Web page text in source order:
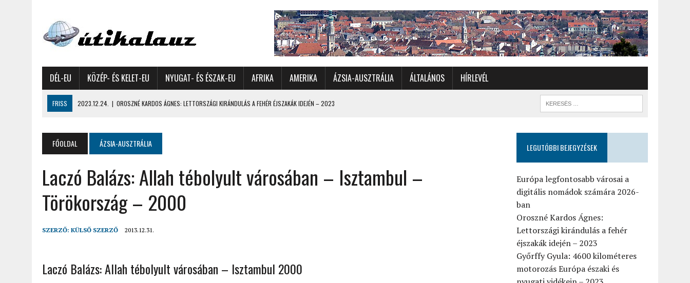
DÉL-EU KÖZÉP- ÉS KELET-EU NYUGAT- ÉS ÉSZAK-EU AFRIKA AMERIKA ÁZSIA-AUSZTRÁLIA ÁLTALÁNOS HÍRLEVÉL
FRISS 2023.12.24. | OROSZNÉ KARDOS ÁGNES: LETTORSZÁGI KIRÁNDULÁS A FEHÉR ÉJSZAKÁK IDEJÉN – 2023
2023.11.17.
GYŐRFFY ÁRPÁD: NAGY KALANDUNK ÉSZAKON – 8500 KILOMÉTERES CSALÁDI AUTÓZÁS A SARKKÖRÖN TÚLRA – 2001
2022.12.21. | VALLÁSOK FELETTI FEHÉR KARÁCSONYOK – AKÁR HÓ NÉLKÜL IS ÜNNEPLŐBEN
2022.12.11.
OROSZNÉ KARDOS ÁGNES, OROSZ JÓZSEF: MOLDOVAI KIRÁNDULÁS GYERGYÓI RÁADÁSSAL – 2022
2022.03.08.
| GYŐRFFY GYULA – A VILÁG LEGSZEBB SZIGETEI I. – SEYCHELLE-SZIGETEK – 2022
2022.02.26. | GÁL ZOLTÁN GYÖRGY: AZ ŐSZI JAPÁN A HEGYEKET JÁRVA – 2017
FŐOLDAL ÁZSIA-AUSZTRÁLIA
Laczó Balázs: Allah tébolyult városában – Isztambul –
Törökország – 2000
SZERZŐ: KÜLSŐ SZERZŐ 2013.12.31.
Laczó Balázs: Allah tébolyult városában – Isztambul 2000
LEGUTÓBBI BEJEGYZÉSEK
Európa legfontosabb városai a
digitális nomádok számára 2026-
ban
Oroszné Kardos Ágnes:
Lettországi kirándulás a fehér
éjszakák idején – 2023
Győrffy Gyula: 4600 kilométeres
motorozás Európa északi és